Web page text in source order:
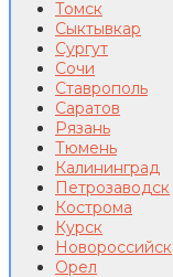
Томск
Сыктывкар
Сургут
Сочи
Ставрополь
Саратов
Рязань
Тюмень
Калининград
Петрозаводск
Кострома
Курск
Новороссийск
Орел